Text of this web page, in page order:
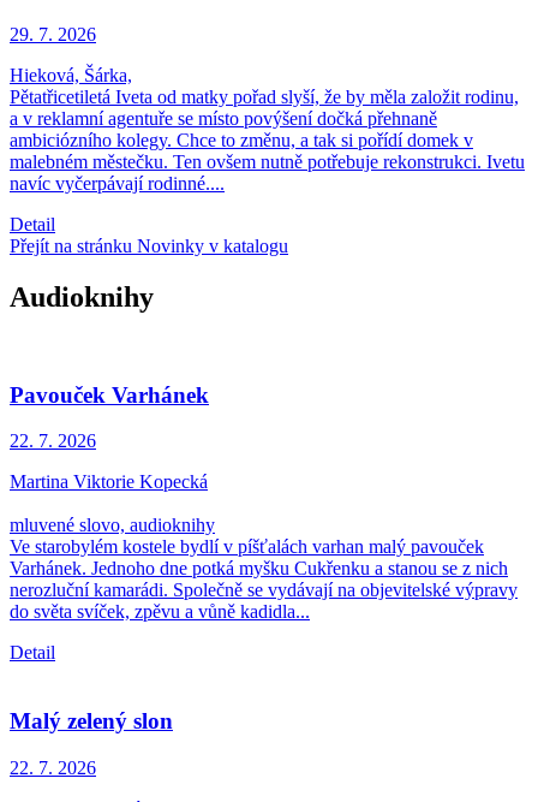
29. 7. 2026
Hieková, Šárka,
Pětatřicetiletá Iveta od matky pořad slyší, že by měla založit rodinu,
a v reklamní agentuře se místo povýšení dočká přehnaně
ambiciózního kolegy. Chce to změnu, a tak si pořídí domek v
malebném městečku. Ten ovšem nutně potřebuje rekonstrukci. Ivetu
navíc vyčerpávají rodinné....
Detail
Přejít na stránku Novinky v katalogu
Audioknihy
Pavouček Varhánek
22. 7. 2026
Martina Viktorie Kopecká
mluvené slovo, audioknihy
Ve starobylém kostele bydlí v píšťalách varhan malý pavouček
Varhánek. Jednoho dne potká myšku Cukřenku a stanou se z nich
nerozluční kamarádi. Společně se vydávají na objevitelské výpravy
do světa svíček, zpěvu a vůně kadidla...
Detail
Malý zelený slon
22. 7. 2026